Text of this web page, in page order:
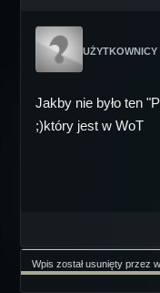
UŻYTKOWNICY
Jakby nie było ten
;)który jest w WoT
Wpis został usunięty przez